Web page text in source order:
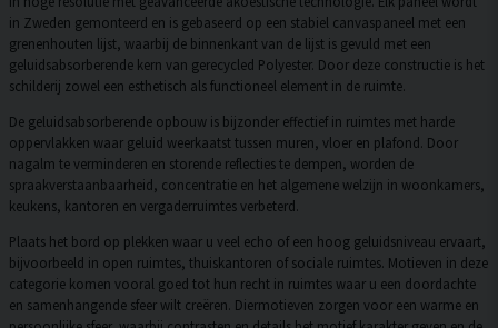
in Zweden gemonteerd en is gebaseerd op een stabiel canvaspaneel met een
grenenhouten lijst, waarbij de binnenkant van de lijst is gevuld met een
geluidsabsorberende kern van gerecycled Polyester. Door deze constructie is het
schilderij zowel een esthetisch als functioneel element in de ruimte.
De geluidsabsorberende opbouw is bijzonder effectief in ruimtes met harde
oppervlakken waar geluid weerkaatst tussen muren, vloer en plafond. Door
nagalm te verminderen en storende reflecties te dempen, worden de
spraakverstaanbaarheid, concentratie en het algemene welzijn in woonkamers,
keukens, kantoren en vergaderruimtes verbeterd.
Plaats het bord op plekken waar u veel echo of een hoog geluidsniveau ervaart,
bijvoorbeeld in open ruimtes, thuiskantoren of sociale ruimtes. Motieven in deze
categorie komen vooral goed tot hun recht in ruimtes waar u een doordachte
en samenhangende sfeer wilt creëren. Diermotieven zorgen voor een warme en